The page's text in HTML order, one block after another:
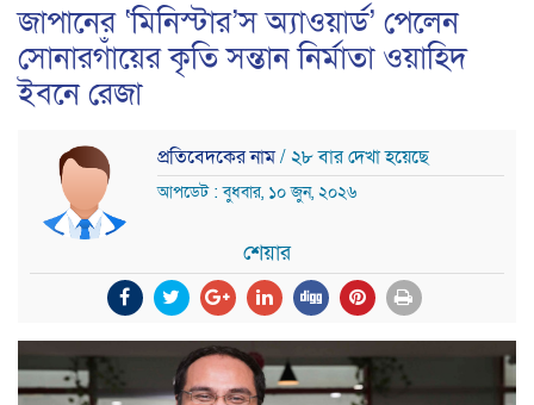
জাপানের ‘মিনিস্টার’স অ্যাওয়ার্ড’ পেলেন
সোনারগাঁয়ের কৃতি সন্তান নির্মাতা ওয়াহিদ
ইবনে রেজা
প্রতিবেদকের নাম/ ২৮ বার দেখা হয়েছে
আপডেট : বুধবার, ১০ জুন, ২০২৬
শেয়ার